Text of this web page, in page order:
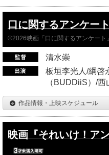
口に関するアンケー
©2026映画「口に関するアンケート
清水崇
板垣李光人/綱啓
（BUDDiiS）/
作品情報・上映スケジュール
映画『それいけ！ア